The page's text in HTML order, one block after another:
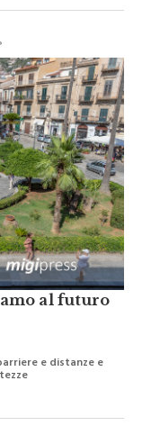
al futuro
e distanze e